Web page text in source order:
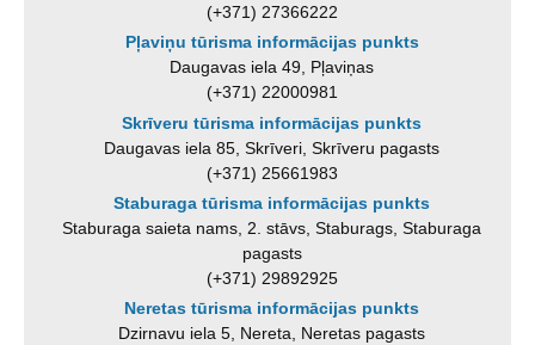
(+371) 27366222
Pļaviņu tūrisma informācijas punkts
Daugavas iela 49, Pļaviņas
(+371) 22000981
Skrīveru tūrisma informācijas punkts
Daugavas iela 85, Skrīveri, Skrīveru pagasts
(+371) 25661983
Staburaga tūrisma informācijas punkts
Staburaga saieta nams, 2. stāvs, Staburags, Staburaga
pagasts
(+371) 29892925
Neretas tūrisma informācijas punkts
Dzirnavu iela 5, Nereta, Neretas pagasts